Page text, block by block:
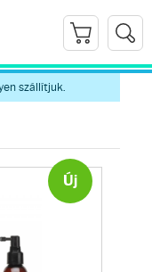
szállítjuk.
Új